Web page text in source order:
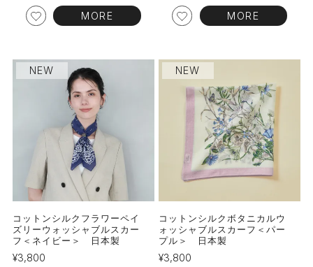
MORE MORE
NEW
コットンシルクフラワーペイ
ズリーウォッシャブルスカー
フ＜ネイビー＞ 日本製
¥3,800
NEW
コットンシルクボタニカルウ
ォッシャブルスカーフ＜パー
プル＞ 日本製
¥3,800